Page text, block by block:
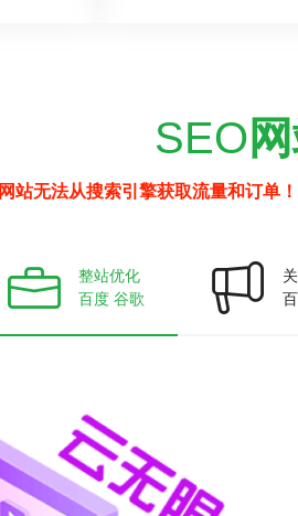
SEO
网站无法从搜索引擎获取流量和订单！
整站优化
百度 谷歌